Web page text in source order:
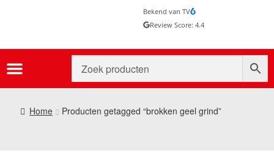
Bekend van TV
Review Score: 4.4
Home Producten getagged “brokken geel grind”